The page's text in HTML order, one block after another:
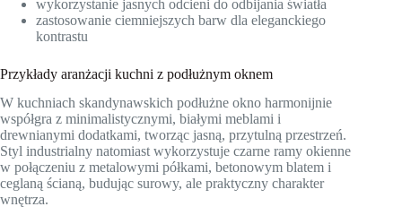
wykorzystanie jasnych odcieni do odbijania światła
zastosowanie ciemniejszych barw dla eleganckiego
kontrastu
Przykłady aranżacji kuchni z podłużnym oknem
W kuchniach skandynawskich podłużne okno harmonijnie
współgra z minimalistycznymi, białymi meblami i
drewnianymi dodatkami, tworząc jasną, przytulną przestrzeń.
Styl industrialny natomiast wykorzystuje czarne ramy okienne
w połączeniu z metalowymi półkami, betonowym blatem i
ceglaną ścianą, budując surowy, ale praktyczny charakter
wnętrza.